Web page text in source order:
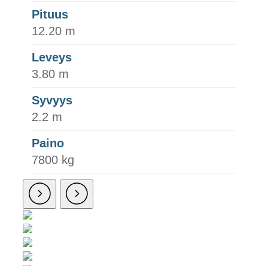
Pituus
12.20 m
Leveys
3.80 m
Syvyys
2.2 m
Paino
7800 kg